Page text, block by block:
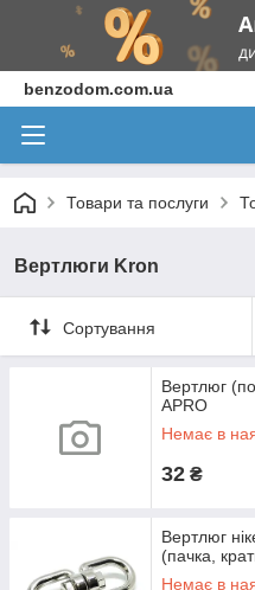
benzodom.com.ua
Товари та послуги
Вертлюги Kron
Сортування
Вертлюг
APRO
Немає в
32 ₴
Вертлюг
(пачка,
Немає в